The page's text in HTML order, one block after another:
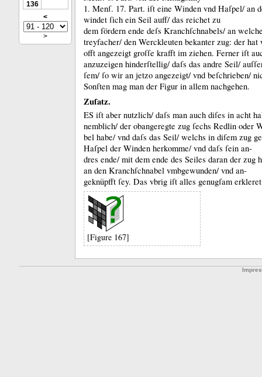
136
<
>
1. Menſ. 17. Part. iſt eine Winden vnd Haſpel/ an
windet ſich ein Seil auff/ das reichet zu
dem fördern ende deſs Kranchſchnabels/ an
treyfacher/ den Werckleuten bekanter zug: der hat
offt angezeigt groſſe krafft im ziehen. Ferner iſt
anzuzeigen hinderſtellig/ daſs das andre Seil/
ſem/ ſo wir an jetzo angezeigt/ vnd beſchrieben/
Sonſten mag man der Figur in allem nachgehen.
Zuſatz.
ES iſt aber nutzlich/ daſs man auch diſes in acht
nemblich/ der obangeregte zug ſechs Redlin oder
bel habe/ vnd daſs das Seil/ welchs in diſem zug
Haſpel der Winden herkomme/ vnd daſs ſein an-
dres ende/ mit dem ende des Seiles daran der zug
an den Kranchſchnabel vmbgewunden/ vnd an-
geknüpfft ſey. Das vbrig iſt alles genugſam
[Figure 167]